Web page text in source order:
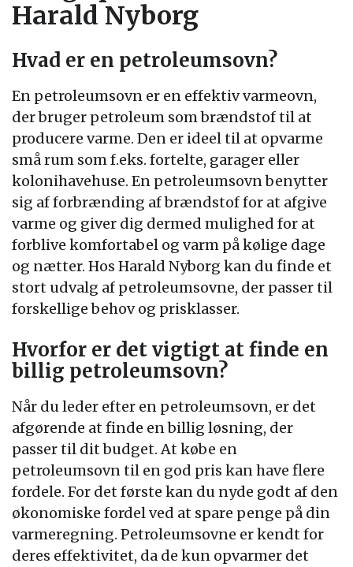
Harald Nyborg
Hvad er en petroleumsovn?
En petroleumsovn er en effektiv varmeovn,
der bruger petroleum som brændstof til at
producere varme. Den er ideel til at opvarme
små rum som f.eks. fortelte, garager eller
kolonihavehuse. En petroleumsovn benytter
sig af forbrænding af brændstof for at afgive
varme og giver dig dermed mulighed for at
forblive komfortabel og varm på kølige dage
og nætter. Hos Harald Nyborg kan du finde et
stort udvalg af petroleumsovne, der passer til
forskellige behov og prisklasser.
Hvorfor er det vigtigt at finde en
billig petroleumsovn?
Når du leder efter en petroleumsovn, er det
afgørende at finde en billig løsning, der
passer til dit budget. At købe en
petroleumsovn til en god pris kan have flere
fordele. For det første kan du nyde godt af den
økonomiske fordel ved at spare penge på din
varmeregning. Petroleumsovne er kendt for
deres effektivitet, da de kun opvarmer det